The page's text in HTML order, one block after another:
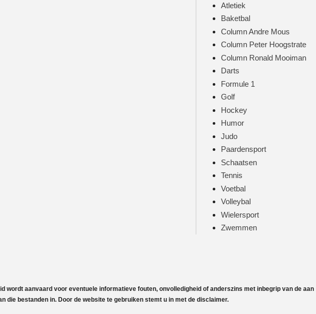
Atletiek
Baketbal
Column Andre Mous
Column Peter Hoogstrate
Column Ronald Mooiman
Darts
Formule 1
Golf
Hockey
Humor
Judo
Paardensport
Schaatsen
Tennis
Voetbal
Volleybal
Wielersport
Zwemmen
aanvaard voor eventuele informatieve fouten, onvolledigheid of anderszins met inbegrip van de aan
die bestanden in. Door de website te gebruiken stemt u in met de disclaimer.